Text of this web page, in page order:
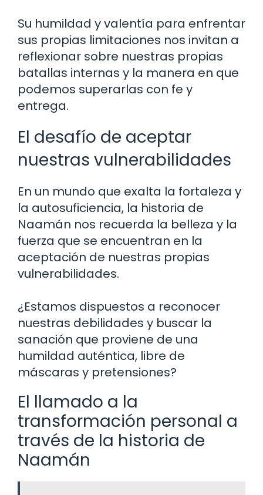
Su humildad y valentía para enfrentar
sus propias limitaciones nos invitan a
reflexionar sobre nuestras propias
batallas internas y la manera en que
podemos superarlas con fe y
entrega.
El desafío de aceptar
nuestras vulnerabilidades
En un mundo que exalta la fortaleza y
la autosuficiencia, la historia de
Naamán nos recuerda la belleza y la
fuerza que se encuentran en la
aceptación de nuestras propias
vulnerabilidades.
¿Estamos dispuestos a reconocer
nuestras debilidades y buscar la
sanación que proviene de una
humildad auténtica, libre de
máscaras y pretensiones?
El llamado a la
transformación personal a
través de la historia de
Naamán